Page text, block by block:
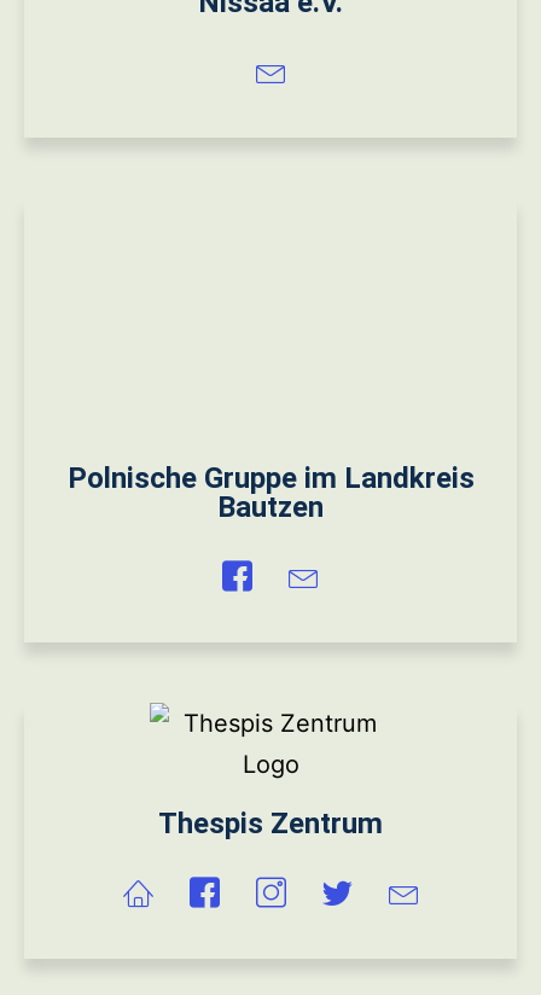
Polnische Gruppe im Landkreis
Bautzen
Thespis Zentrum